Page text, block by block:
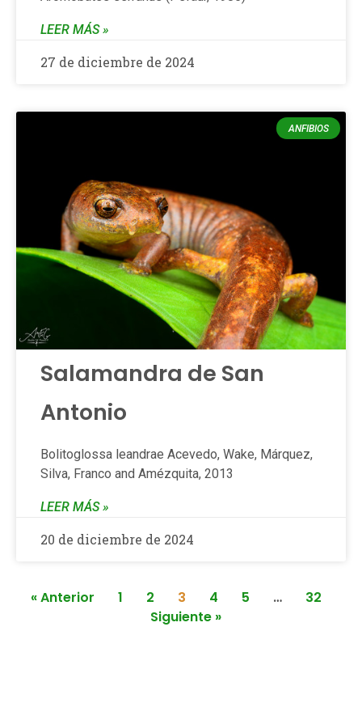
LEER MÁS »
27 de diciembre de 2024
ANFIBIOS
Salamandra de San
Antonio
Bolitoglossa leandrae Acevedo, Wake, Márquez,
Silva, Franco and Amézquita, 2013
LEER MÁS »
20 de diciembre de 2024
« Anterior 1 2 3 4 5 …
32
Siguiente »